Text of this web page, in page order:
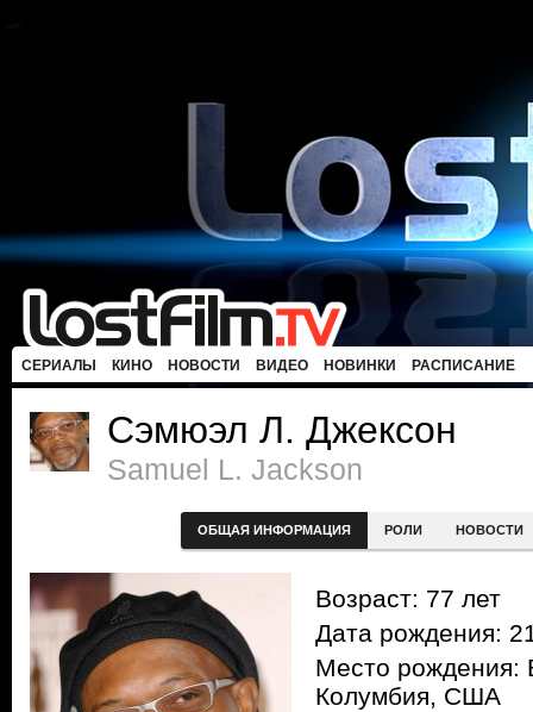
СЕРИАЛЫ КИНО НОВОСТИ ВИДЕО НОВИНКИ РАСПИСАНИЕ
Сэмюэл Л. Джексон
Samuel L. Jackson
ОБЩАЯ ИНФОРМАЦИЯ РОЛИ НОВОСТИ
Возраст: 77 лет
Дата рождения:
Место рождения:
Колумбия, США